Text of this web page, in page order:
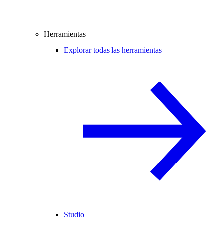
Herramientas
Explorar todas las herramientas
Studio